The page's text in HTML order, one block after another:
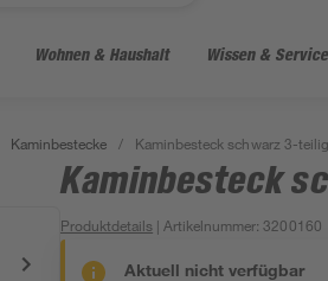
Wohnen & Haushalt Wissen & Service
Kaminbestecke / Kaminbesteck schwarz 3-teilig
Kaminbesteck
Produktdetails | Artikelnummer:3200160
Aktuell nicht verfügbar